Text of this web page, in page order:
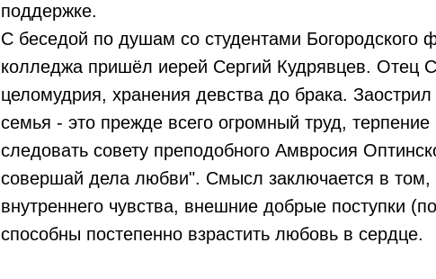
поддержке.
С беседой по душам со студентами Богородского
колледжа пришёл иерей Сергий Кудрявцев. Отец
целомудрия, хранения девства до брака.
семья - это прежде всего огромный труд,
следовать совету преподобного Амвросия
совершай дела любви". Смысл заключается в том,
внутреннего чувства, внешние добрые поступки
способны постепенно взрастить любовь в сердце.